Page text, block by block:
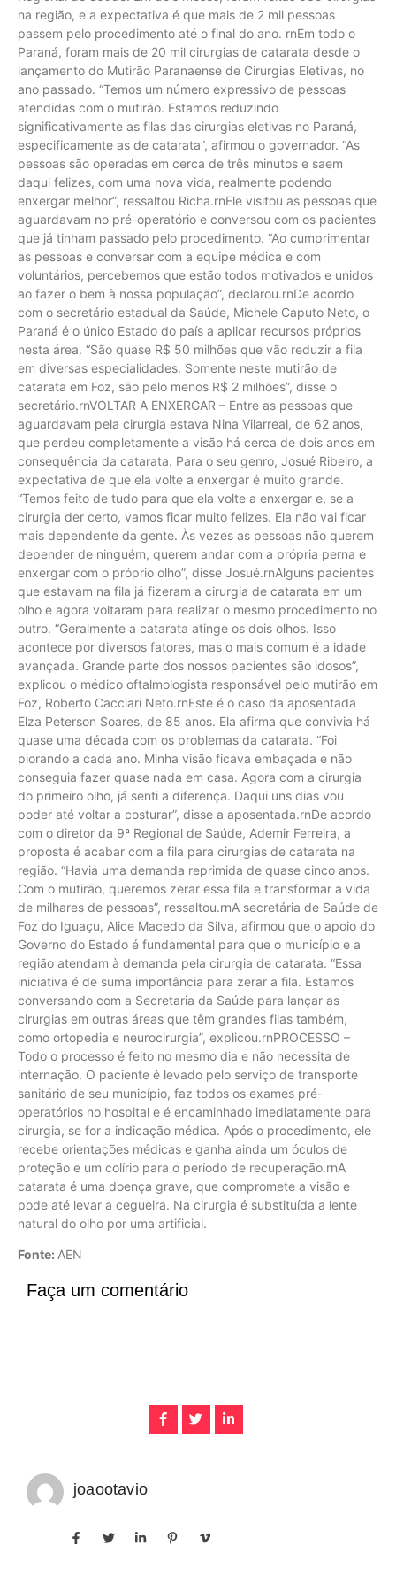
na região, e a expectativa é que mais de 2 mil pessoas
passem pelo procedimento até o final do ano. rnEm todo o
Paraná, foram mais de 20 mil cirurgias de catarata desde o
lançamento do Mutirão Paranaense de Cirurgias Eletivas, no
ano passado. “Temos um número expressivo de pessoas
atendidas com o mutirão. Estamos reduzindo
significativamente as filas das cirurgias eletivas no Paraná,
especificamente as de catarata”, afirmou o governador. “As
pessoas são operadas em cerca de três minutos e saem
daqui felizes, com uma nova vida, realmente podendo
enxergar melhor”, ressaltou Richa.rnEle visitou as pessoas que
aguardavam no pré-operatório e conversou com os pacientes
que já tinham passado pelo procedimento. “Ao cumprimentar
as pessoas e conversar com a equipe médica e com
voluntários, percebemos que estão todos motivados e unidos
ao fazer o bem à nossa população”, declarou.rnDe acordo
com o secretário estadual da Saúde, Michele Caputo Neto, o
Paraná é o único Estado do país a aplicar recursos próprios
nesta área. “São quase R$ 50 milhões que vão reduzir a fila
em diversas especialidades. Somente neste mutirão de
catarata em Foz, são pelo menos R$ 2 milhões”, disse o
secretário.rnVOLTAR A ENXERGAR – Entre as pessoas que
aguardavam pela cirurgia estava Nina Vilarreal, de 62 anos,
que perdeu completamente a visão há cerca de dois anos em
consequência da catarata. Para o seu genro, Josué Ribeiro, a
expectativa de que ela volte a enxergar é muito grande.
“Temos feito de tudo para que ela volte a enxergar e, se a
cirurgia der certo, vamos ficar muito felizes. Ela não vai ficar
mais dependente da gente. Às vezes as pessoas não querem
depender de ninguém, querem andar com a própria perna e
enxergar com o próprio olho”, disse Josué.rnAlguns pacientes
que estavam na fila já fizeram a cirurgia de catarata em um
olho e agora voltaram para realizar o mesmo procedimento no
outro. “Geralmente a catarata atinge os dois olhos. Isso
acontece por diversos fatores, mas o mais comum é a idade
avançada. Grande parte dos nossos pacientes são idosos”,
explicou o médico oftalmologista responsável pelo mutirão em
Foz, Roberto Cacciari Neto.rnEste é o caso da aposentada
Elza Peterson Soares, de 85 anos. Ela afirma que convivia há
quase uma década com os problemas da catarata. “Foi
piorando a cada ano. Minha visão ficava embaçada e não
conseguia fazer quase nada em casa. Agora com a cirurgia
do primeiro olho, já senti a diferença. Daqui uns dias vou
poder até voltar a costurar”, disse a aposentada.rnDe acordo
com o diretor da 9ª Regional de Saúde, Ademir Ferreira, a
proposta é acabar com a fila para cirurgias de catarata na
região. “Havia uma demanda reprimida de quase cinco anos.
Com o mutirão, queremos zerar essa fila e transformar a vida
de milhares de pessoas”, ressaltou.rnA secretária de Saúde de
Foz do Iguaçu, Alice Macedo da Silva, afirmou que o apoio do
Governo do Estado é fundamental para que o município e a
região atendam à demanda pela cirurgia de catarata. “Essa
iniciativa é de suma importância para zerar a fila. Estamos
conversando com a Secretaria da Saúde para lançar as
cirurgias em outras áreas que têm grandes filas também,
como ortopedia e neurocirurgia”, explicou.rnPROCESSO –
Todo o processo é feito no mesmo dia e não necessita de
internação. O paciente é levado pelo serviço de transporte
sanitário de seu município, faz todos os exames pré-
operatórios no hospital e é encaminhado imediatamente para
cirurgia, se for a indicação médica. Após o procedimento, ele
recebe orientações médicas e ganha ainda um óculos de
proteção e um colírio para o período de recuperação.rnA
catarata é uma doença grave, que compromete a visão e
pode até levar a cegueira. Na cirurgia é substituída a lente
natural do olho por uma artificial.
Fonte: AEN
Faça um comentário
joaootavio